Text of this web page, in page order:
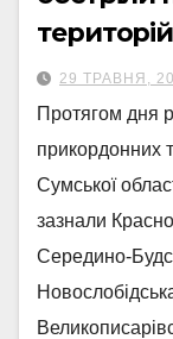
29 ТРАВНЯ,
Протягом дня
прикордонних
Сумської
зазнали
Середино-